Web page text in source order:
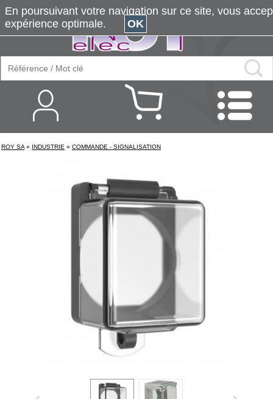
ROY SA » INDUSTRIE » COMMANDE - SIGNALISATION
En poursuivant votre navigation sur ce site, vous
expérience optimale.
OK